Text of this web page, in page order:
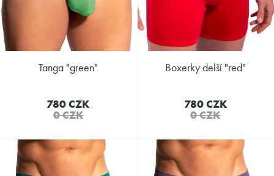
tanga "green"
780 CZK
0 CZK
boxerky delší "red"
780 CZK
0 CZK